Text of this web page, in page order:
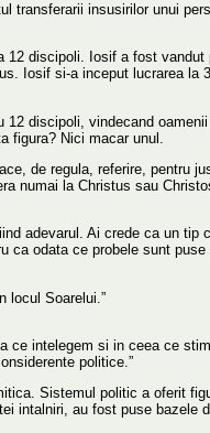
transferarii insusirilor unui
discipoli. Iosif a fost
Iosif si-a inceput lucrarea la
discipoli, vindecand
figura? Nici macar unul.
de regula, referire, pentru
numai la Christus sau
adevarul. Ai crede ca un tip
odata ce probele sunt
locul Soarelui.”
intelegem si in ceea ce
politice.”
Sistemul politic a oferit
intalniri, au fost puse bazele